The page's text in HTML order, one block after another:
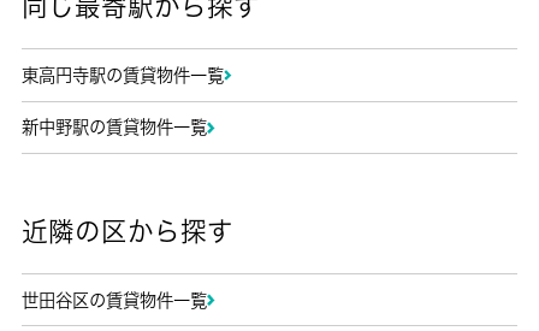
同じ最寄駅から探す
東高円寺駅の賃貸物件一覧
新中野駅の賃貸物件一覧
近隣の区から探す
世田谷区の賃貸物件一覧